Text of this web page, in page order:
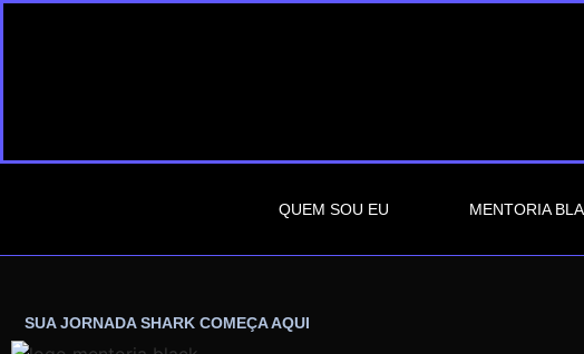
QUEM SOU EU MENTORIA
SUA JORNADA SHARK COMEÇA AQUI